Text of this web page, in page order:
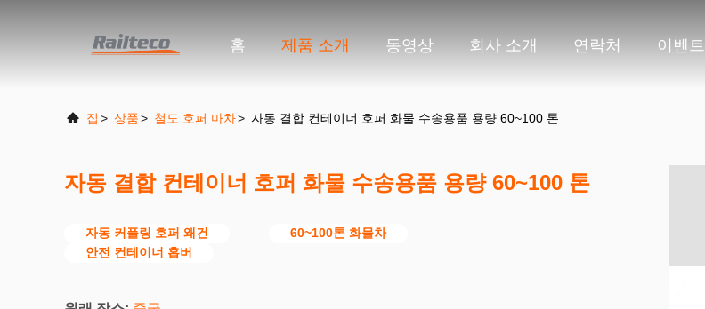
홈 제품 소개 동영상 회사 소개 연락처 이벤트
집 > 상품> 철도 호퍼 마차> 자동 결합 컨테이너 호퍼 화물 수송용품 용량 60~100 톤
자동 결합 컨테이너 호퍼 화물 수송용품 용량 60~100 톤
자동 커플링 호퍼 왜건
60~100톤 화물차
안전 컨테이너 홉버